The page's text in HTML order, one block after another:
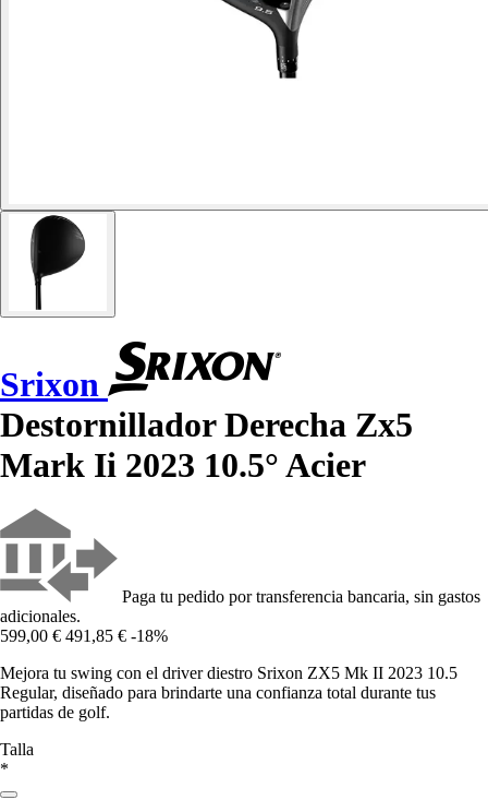
Srixon
Destornillador Derecha Zx5
Mark Ii 2023 10.5° Acier
Paga tu pedido por transferencia bancaria, sin gastos
adicionales.
599,00 € 491,85 € -18%
Mejora tu swing con el driver diestro Srixon ZX5 Mk II 2023 10.5
Regular, diseñado para brindarte una confianza total durante tus
partidas de golf.
Talla
*